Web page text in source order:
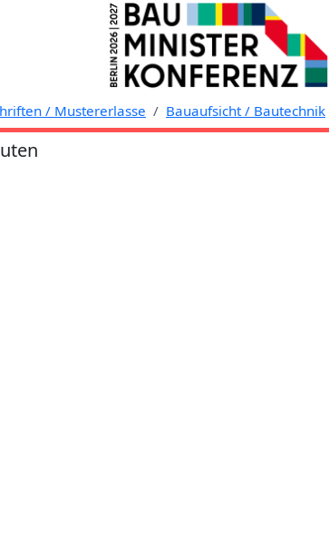
/ Mustererlasse Bauaufsicht / Bautechnik